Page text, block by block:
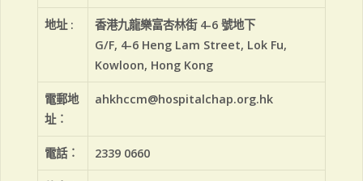
地址 :
香港九龍樂富杏林街 4-6 號地下
G/F, 4-6 Heng Lam Street, Lok Fu,
Kowloon, Hong Kong
電郵地
址︰
ahkhccm@hospitalchap.org.hk
電話︰ 2339 0660